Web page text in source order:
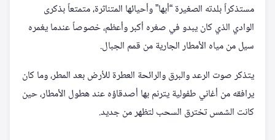
مستذكراً بلدته الصغيرة “أبها” وأحيائها المتناثرة، متمتعاً بذكرى
الوادي الذي كان يبدو في صغره أكبر وأعظم، خصوصاً عندما يغمره
سيل من مياه الأمطار الجارية من قمم الجبال.
يتذكر صوت الرعد والبرق والرائحة العطرة للأرض بعد المطر، وما كان
يرافقه من أغاني طفولية يترنم بها أصدقاؤه عند هطول الأمطار، حين
كانت الشمس تخترق السحب لتظهر من جديد.